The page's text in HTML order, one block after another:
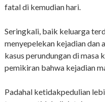
fatal di kemudian hari.
Seringkali, baik keluarga
menyepelekan kejadian dan
kasus perundungan di masa
pemikiran bahwa kejadian
Padahal ketidakpedulian